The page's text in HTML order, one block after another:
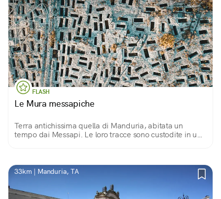
FLASH
Le Mura messapiche
Terra antichissima quella di Manduria, abitata un
tempo dai Messapi. Le loro tracce sono custodite in un
33km | Manduria, TA